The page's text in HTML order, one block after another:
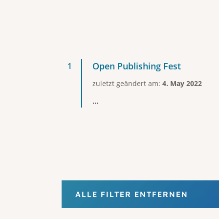
Open Publishing Fest
zuletzt geändert am: 4. May 2022
...
ALLE FILTER ENTFERNEN